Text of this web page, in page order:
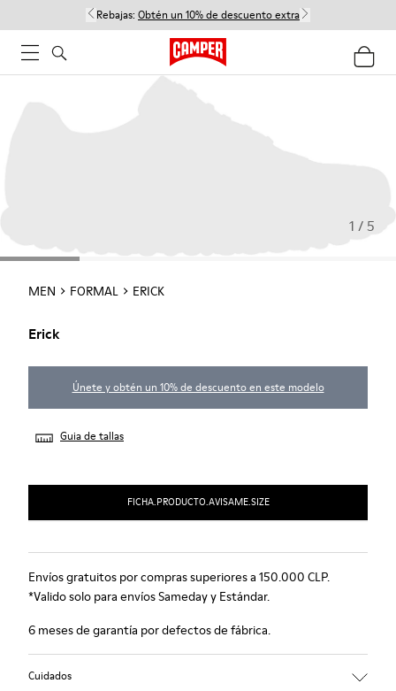
Rebajas: Obtén un 10% de descuento extra
1 / 5
MEN FORMAL ERICK
Erick
Únete y obtén un 10% de descuento en este modelo
Guia de tallas
FICHA.PRODUCTO.AVISAME.SIZE
Envíos gratuitos por compras superiores a 150.000 CLP.
*Valido solo para envíos Sameday y Estándar.
6 meses de garantía por defectos de fábrica.
Cuidados